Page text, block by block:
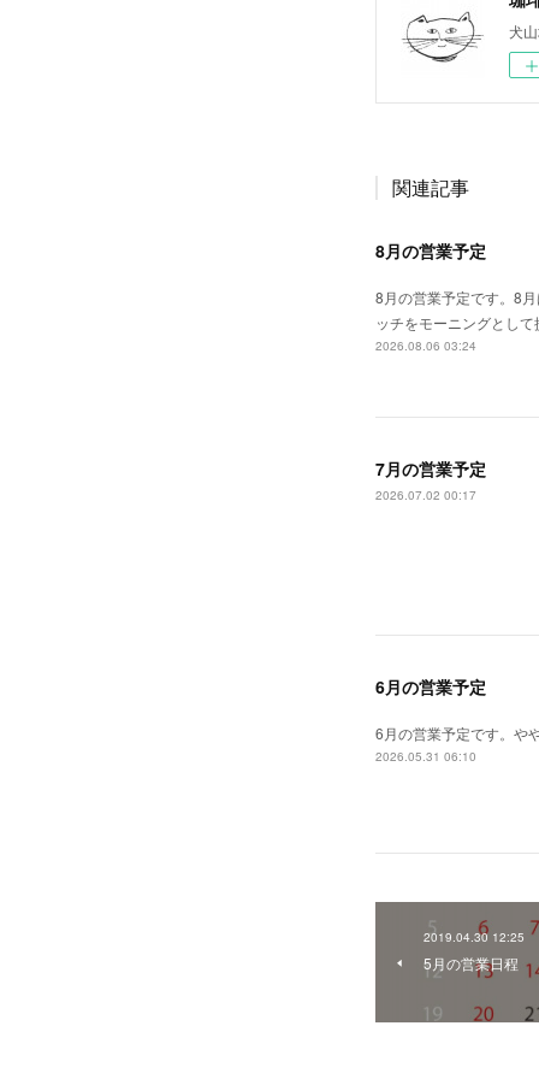
犬
関連記事
8月の営業予定
8月の営業予定です。8
ッチをモーニングとし
2026.08.06 03:24
7月の営業予定
2026.07.02 00:17
6月の営業予定
6月の営業予定です。や
2026.05.31 06:10
2019.04.30 12:25
5月の営業日程